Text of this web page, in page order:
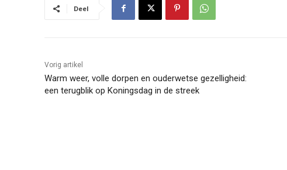
Deel
Vorig artikel
Warm weer, volle dorpen en ouderwetse gezelligheid:
een terugblik op Koningsdag in de streek